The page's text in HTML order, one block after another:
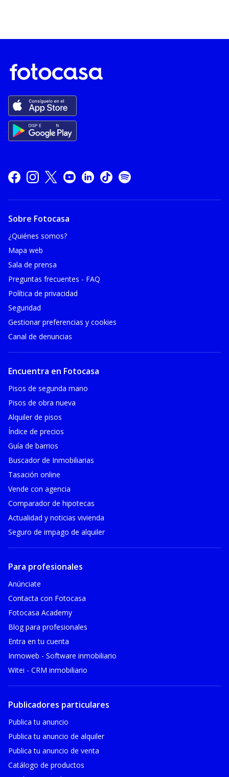
Sobre Fotocasa
¿Quiénes somos?
Mapa web
Sala de prensa
Preguntas frecuentes - FAQ
Política de privacidad
Seguridad
Gestionar preferencias y cookies
Canal de denuncias
Encuentra en Fotocasa
Pisos de segunda mano
Pisos de obra nueva
Alquiler de pisos
Índice de precios
Guía de barrios
Buscador de Inmobiliarias
Tasación online
Vende con agencia
Comparador de hipotecas
Actualidad y noticias vivienda
Seguro de impago de alquiler
Para profesionales
Anúnciate
Contacta con Fotocasa
Fotocasa Academy
Blog para profesionales
Entra en tu cuenta
Inmoweb - Software inmobiliario
Witei - CRM inmobiliario
Publicadores particulares
Publica tu anuncio
Publica tu anuncio de alquiler
Publica tu anuncio de venta
Catálogo de productos